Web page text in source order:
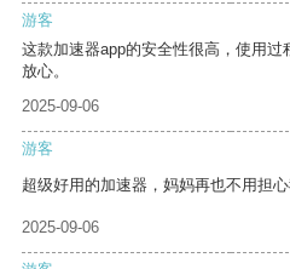
游客
这款加速器app的安全性很高，使用
放心。
2025-09-06
游客
超级好用的加速器，妈妈再也不用担心
2025-09-06